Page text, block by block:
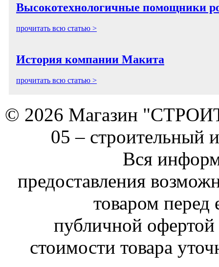
Высокотехнологичные помощники
прочитать всю статью >
История компании Макита
прочитать всю статью >
© 2026 Магазин
05 – строительный
Вся
предоставления
товаром перед
публичной
стоимости товара